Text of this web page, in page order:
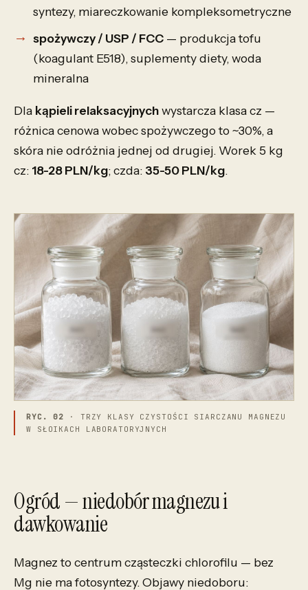
syntezy, miareczkowanie kompleksometryczne
spożywczy / USP / FCC — produkcja tofu
(koagulant E518), suplementy diety, woda
mineralna
Dla kąpieli relaksacyjnychwystarcza klasa cz —
różnica cenowa wobec spożywczego to ~30%, a
skóra nie odróżnia jednej od drugiej. Worek 5 kg
cz: 18-28 PLN/kg; czda: 35-50 PLN/kg.
RYC. 02 · TRZY KLASY CZYSTOŚCI SIARCZANU MAGNEZU
W SŁOIKACH LABORATORYJNYCH
Ogród — niedobór magnezu i
dawkowanie
Magnez to centrum cząsteczki chlorofilu — bez
Mg nie ma fotosyntezy. Objawy niedoboru: